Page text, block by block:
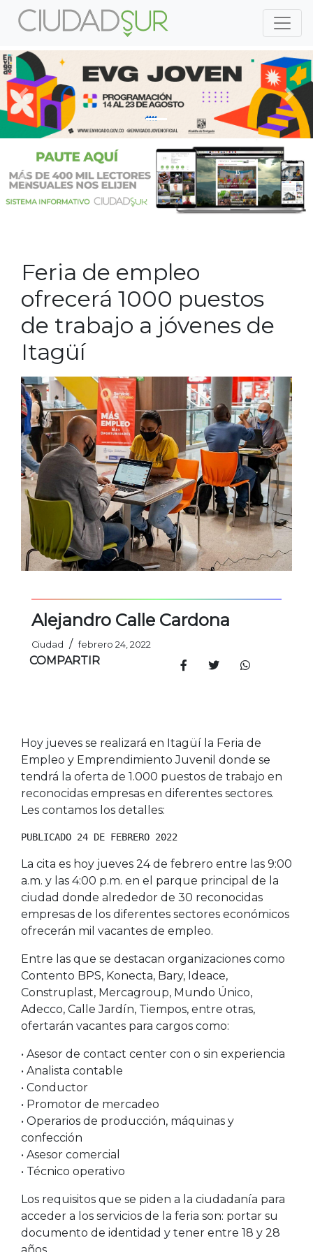
Previous
Previous
Feria de empleo
ofrecerá 1000 puestos
de trabajo a jóvenes de
Itagüí
Alejandro Calle Cardona
Ciudad / febrero 24, 2022
COMPARTIR
Hoy jueves se realizará en Itagüí la Feria de
Empleo y Emprendimiento Juvenil donde se
tendrá la oferta de 1.000 puestos de trabajo en
reconocidas empresas en diferentes sectores.
Les contamos los detalles:
PUBLICADO 24 DE FEBRERO 2022
La cita es hoy jueves 24 de febrero entre las 9:00
a.m. y las 4:00 p.m. en el parque principal de la
ciudad donde alrededor de 30 reconocidas
empresas de los diferentes sectores económicos
ofrecerán mil vacantes de empleo.
Entre las que se destacan organizaciones como
Contento BPS, Konecta, Bary, Ideace,
Construplast, Mercagroup, Mundo Único,
Adecco, Calle Jardín, Tiempos, entre otras,
ofertarán vacantes para cargos como:
• Asesor de contact center con o sin experiencia
• Analista contable
• Conductor
• Promotor de mercadeo
• Operarios de producción, máquinas y
confección
• Asesor comercial
• Técnico operativo
Los requisitos que se piden a la ciudadanía para
acceder a los servicios de la feria son: portar su
documento de identidad y tener entre 18 y 28
años.